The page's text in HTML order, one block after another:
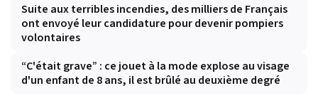
Suite aux terribles incendies, des milliers de Français
ont envoyé leur candidature pour devenir pompiers
volontaires
“C'était grave” : ce jouet à la mode explose au visage
d'un enfant de 8 ans, il est brûlé au deuxième degré